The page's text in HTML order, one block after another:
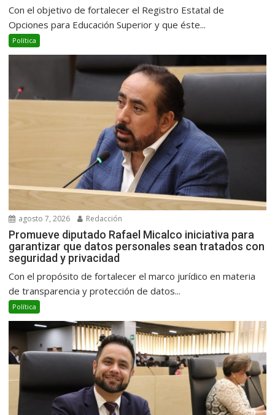
Con el objetivo de fortalecer el Registro Estatal de
Opciones para Educación Superior y que éste...
Política
agosto 7, 2026 Redacción
Promueve diputado Rafael Micalco iniciativa para
garantizar que datos personales sean tratados con
seguridad y privacidad
Con el propósito de fortalecer el marco jurídico en materia
de transparencia y protección de datos...
Política